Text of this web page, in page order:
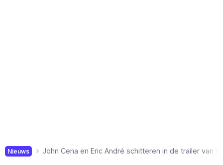
Nieuws John Cena en Eric André schitteren in de trailer van